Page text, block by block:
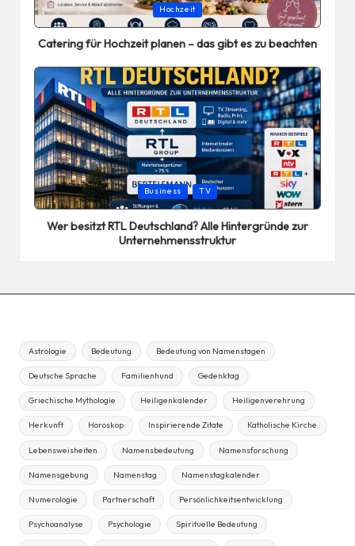
Posted
in
Hochzeit
Catering für Hochzeit planen – das gibt es zu beachten
Posted
in
Business TV
Wer besitzt RTL Deutschland? Alle Hintergründe zur
Unternehmensstruktur
Astrologie Bedeutung Bedeutung von Namenstagen
Deutsche Sprache Familienhund Gedenktag
Griechische Mythologie Heiligenkalender Heiligenverehrung
Herkunft Horoskop Inspirierende Zitate Katholische Kirche
Lebensweisheiten Namensbedeutung Namensforschung
Namensgebung Namenstag Namenstagkalender
Numerologie Partnerschaft Persönlichkeitsentwicklung
Psychoanalyse Psychologie Spirituelle Bedeutung